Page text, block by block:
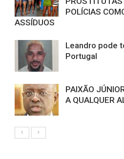
POLÍCIAS
ASSÍDUOS
Leandro pode
Portugal
PAIXÃO
A QUALQUER